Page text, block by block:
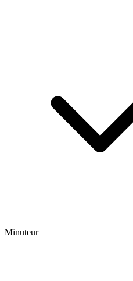
Minuteur